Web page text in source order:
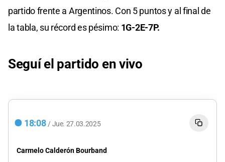
partido frente a Argentinos. Con 5 puntos y al final de
la tabla, su récord es pésimo: 1G-2E-7P.
Seguí el partido en vivo
18:08 / Jue. 27.03.2025
Carmelo Calderón Bourband